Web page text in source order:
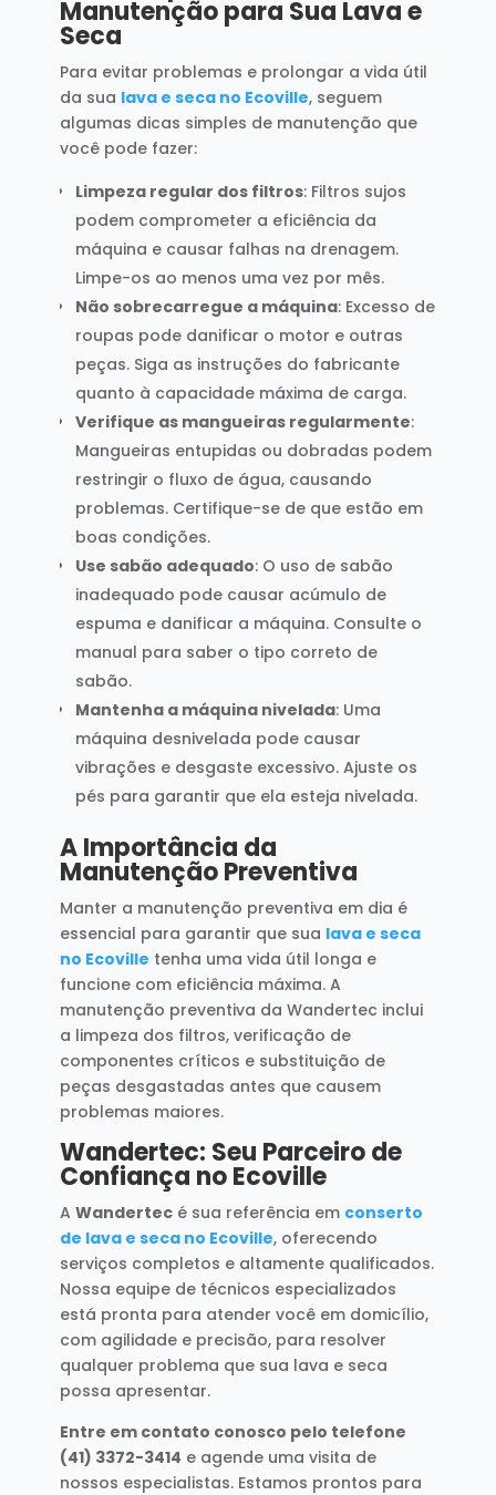
Manutenção para Sua Lava e
Seca
Para evitar problemas e prolongar a vida útil
da sua lava e seca no Ecoville, seguem
algumas dicas simples de manutenção que
você pode fazer:
Limpeza regular dos filtros: Filtros sujos
podem comprometer a eficiência da
máquina e causar falhas na drenagem.
Limpe-os ao menos uma vez por mês.
Não sobrecarregue a máquina: Excesso de
roupas pode danificar o motor e outras
peças. Siga as instruções do fabricante
quanto à capacidade máxima de carga.
Verifique as mangueiras regularmente:
Mangueiras entupidas ou dobradas podem
restringir o fluxo de água, causando
problemas. Certifique-se de que estão em
boas condições.
Use sabão adequado: O uso de sabão
inadequado pode causar acúmulo de
espuma e danificar a máquina. Consulte o
manual para saber o tipo correto de
sabão.
Mantenha a máquina nivelada: Uma
máquina desnivelada pode causar
vibrações e desgaste excessivo. Ajuste os
pés para garantir que ela esteja nivelada.
A Importância da
Manutenção Preventiva
Manter a manutenção preventiva em dia é
essencial para garantir que sua lava e seca
no Ecoville tenha uma vida útil longa e
funcione com eficiência máxima. A
manutenção preventiva da Wandertec inclui
a limpeza dos filtros, verificação de
componentes críticos e substituição de
peças desgastadas antes que causem
problemas maiores.
Wandertec: Seu Parceiro de
Confiança no Ecoville
A Wandertecé sua referência em conserto
de lava e seca no Ecoville, oferecendo
serviços completos e altamente qualificados.
Nossa equipe de técnicos especializados
está pronta para atender você em domicílio,
com agilidade e precisão, para resolver
qualquer problema que sua lava e seca
possa apresentar.
Entre em contato conosco pelo telefone
(41) 3372-3414 e agende uma visita de
nossos especialistas. Estamos prontos para